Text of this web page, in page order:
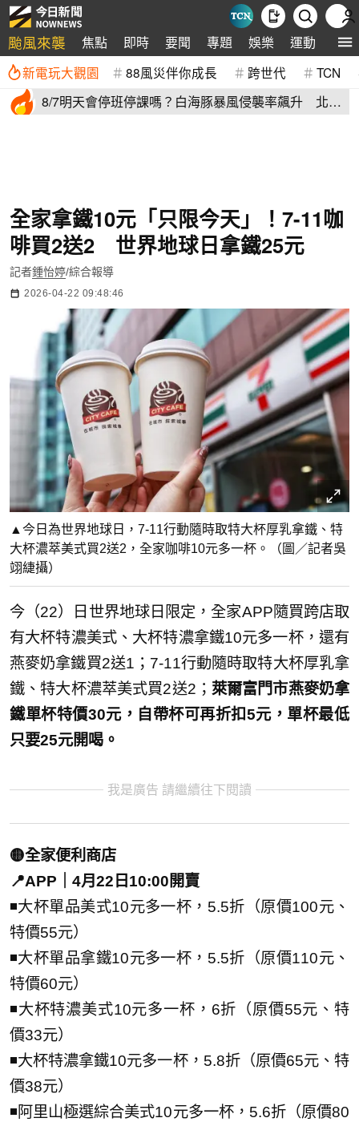
颱風來襲 焦點 即時 要聞 專題 娛樂 運動 全球
新電玩大觀園 88風災伴你成長 跨世代 TCN
8/7明天會停班停課嗎？白海豚暴風侵襲率飆升 北北
全家拿鐵10元「只限今天」！7-11咖
啡買2送2 世界地球日拿鐵25元
記者鍾怡婷/綜合報導
2026-04-22 09:48:46
▲今日為世界地球日，7-11行動隨時取特大杯厚乳拿鐵、特
大杯濃萃美式買2送2，全家咖啡10元多一杯。（圖／記者吳
翊緁攝）
今（22）日世界地球日限定，全家APP隨買跨店取
有大杯特濃美式、大杯特濃拿鐵10元多一杯，還有
燕麥奶拿鐵買2送1；7-11行動隨時取特大杯厚乳拿
鐵、特大杯濃萃美式買2送2； 萊爾富門市燕麥奶拿
鐵單杯特價30元，自帶杯可再折扣5元，單杯最低
只要25元開喝。
我是廣告 請繼續往下閱讀
🟡全家便利商店
📍APP｜4月22日10:00開賣
◾大杯單品美式10元多一杯，5.5折（原價100元、
特價55元）
◾大杯單品拿鐵10元多一杯，5.5折（原價110元、
特價60元）
◾大杯特濃美式10元多一杯，6折（原價55元、特
價33元）
◾大杯特濃拿鐵10元多一杯，5.8折（原價65元、特
價38元）
◾阿里山極選綜合美式10元多一杯，5.6折（原價80